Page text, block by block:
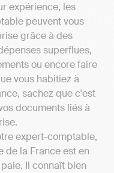
expérience, les
peuvent vous
grâce à des
superflues,
ou encore faire
vous habitiez à
sachez que c'est
documents liés à
expert-comptable,
de la France est en
Il connaît bien